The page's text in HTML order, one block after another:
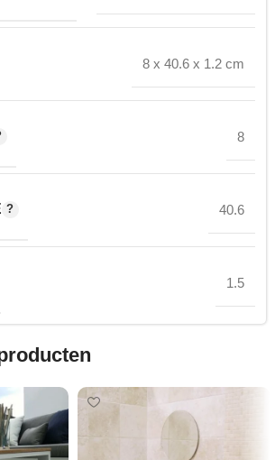
8 x 40.6 x 1.2 cm
8
40.6
1.5